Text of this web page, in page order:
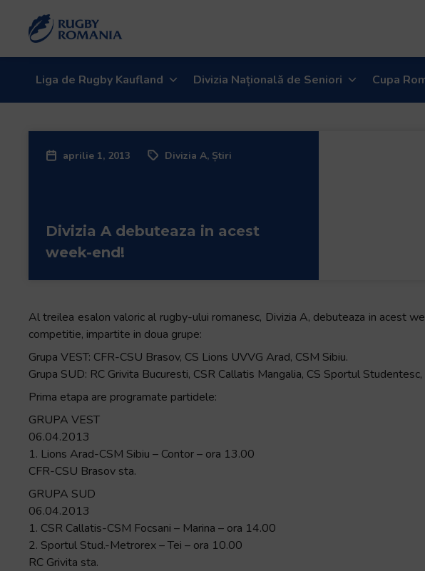
cititorul
Accessibility
Accessibility,
apăsați
Această
comandă
rapidă
activează
cititorul
pentru
Liga de Rugby Kaufland Divizia Națională de Seniori Cupa
aprilie 1, 2013 Divizia A, Știri
Divizia A debuteaza in acest
week-end!
Al treilea esalon valoric al rugby-ului romanesc, Divizia A, debuteaza in acest
competitie, impartite in doua grupe:
Grupa VEST: CFR-CSU Brasov, CS Lions UVVG Arad, CSM Sibiu.
Grupa SUD: RC Grivita Bucuresti, CSR Callatis Mangalia, CS Sportul
Prima etapa are programate partidele:
GRUPA VEST
06.04.2013
1. Lions Arad-CSM Sibiu – Contor – ora 13.00
CFR-CSU Brasov sta.
GRUPA SUD
06.04.2013
1. CSR Callatis-CSM Focsani – Marina – ora 14.00
2. Sportul Stud.-Metrorex – Tei – ora 10.00
RC Grivita sta.